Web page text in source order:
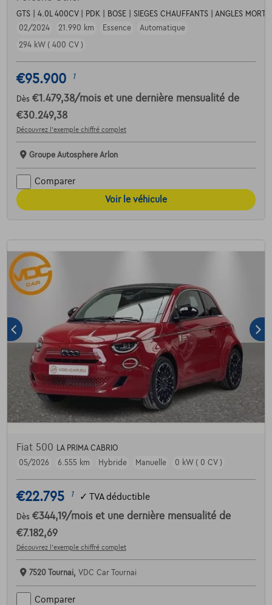
GTS | 4.0L 400CV | PDK | BOSE | SIEGES CHAUFFANTS | ANGLES MORTS
02/2024
21.990 km Essence
Automatique
294 kW ( 400 CV )
€95.900 1
Dès €1.479,38/mois et une dernière mensualité de
€30.249,38
Découvrez l’exemple chiffré complet
Groupe Autosphere Arlon
Comparer
Voir le véhicule
Fiat 500 LA PRIMA CABRIO
05/2026
6.555 km Hybride Manuelle 0 kW ( 0 CV )
€22.795 1 ✓ TVA déductible
Dès €344,19/mois et une dernière mensualité de
€7.182,69
Découvrez l’exemple chiffré complet
7520 Tournai, VDC Car Tournai
Comparer